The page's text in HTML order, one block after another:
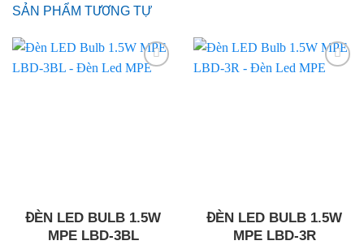
SẢN PHẨM TƯƠNG TỰ
ĐÈN LED BULB 1.5W
MPE LBD-3BL
ĐÈN LED BULB 1.5W
MPE LBD-3R